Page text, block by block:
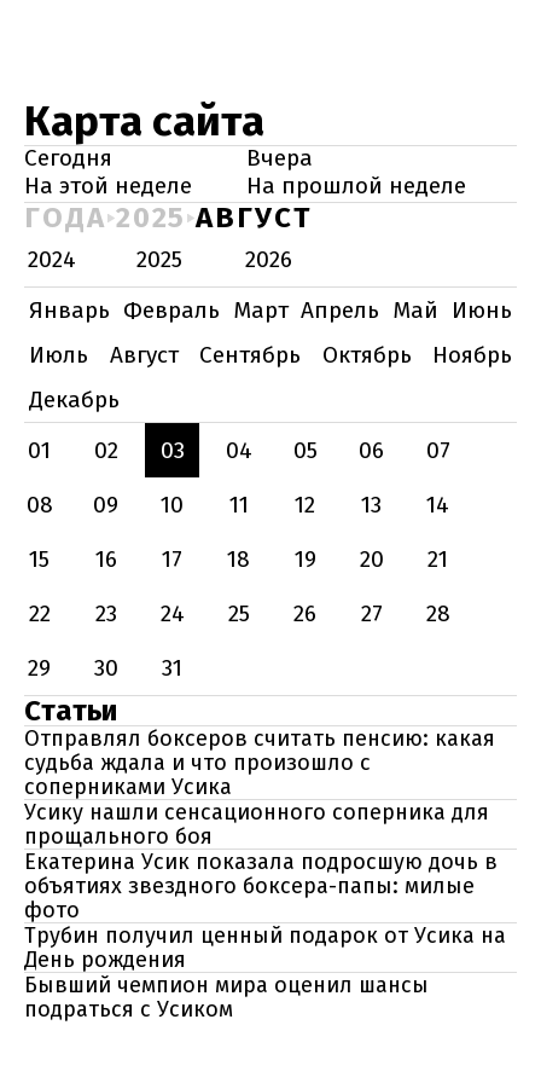
Карта сайта
Сегодня
Вчера
На этой неделе
На прошлой неделе
ГОДА 2025 АВГУСТ
2024 2025
2026
Январь Февраль Март Апрель Май
Июнь
Июль
Август Сентябрь Октябрь
Ноябрь
Декабрь
01
02 03 04 05 06
07
08
09 10 11 12 13
14
15
16 17 18 19 20
21
22
23 24 25 26 27
28
29
30 31
Статьи
Отправлял боксеров считать пенсию: какая
судьба ждала и что произошло с
соперниками Усика
Усику нашли сенсационного соперника для
прощального боя
Екатерина Усик показала подросшую дочь в
объятиях звездного боксера-папы: милые
фото
Трубин получил ценный подарок от Усика на
День рождения
Бывший чемпион мира оценил шансы
подраться с Усиком